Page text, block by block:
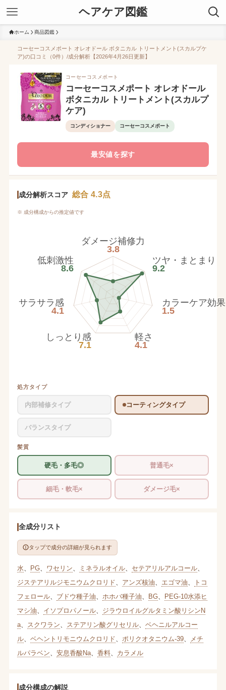
ヘアケア図鑑
ホーム 商品図鑑
コーセーコスメポート オレオドール ボタニカル トリートメント(スカルプケ
ア)の口コミ（0件）/成分解析【2026年4月26日更新】
コーセーコスメポート
コーセーコスメポート オレオドール
ボタニカル トリートメント(スカルプ
ケア)
コンディショナー コーセーコスメポート
最安値を探す
成分解析スコア 総合 4.3点
※ 成分構成からの推定値です
ダメージ補修力
3.8
ツヤ・まとまり
9.2
カラーケア効果
1.5
軽さ
4.1
しっとり感
7.1
サラサラ感
4.1
低刺激性
8.6
処方タイプ
内部補修タイプ コーティングタイプ
バランスタイプ
髪質
硬毛・多毛◎ 普通毛×
細毛・軟毛× ダメージ毛×
全成分リスト
タップで成分の詳細が見られます
水 PG、 ワセリン ミネラルオイル、 セテアリルアルコール、
ジステアリルジモニウムクロリド
アンズ核油 エゴマ油
トコ
フェロール、 ブドウ種子油 ホホバ種子油 BG、 PEG-10水添ヒ
マシ油
イソプロパノール、 ジラウロイルグルタミン酸リシンN
a、 スクワラン ステアリン酸グリセリル、 ベヘニルアルコー
ル、 ベヘントリモニウムクロリド ポリクオタニウム-39、
メチ
ルパラベン
安息香酸Na、 香料、 カラメル
成分構成の解説